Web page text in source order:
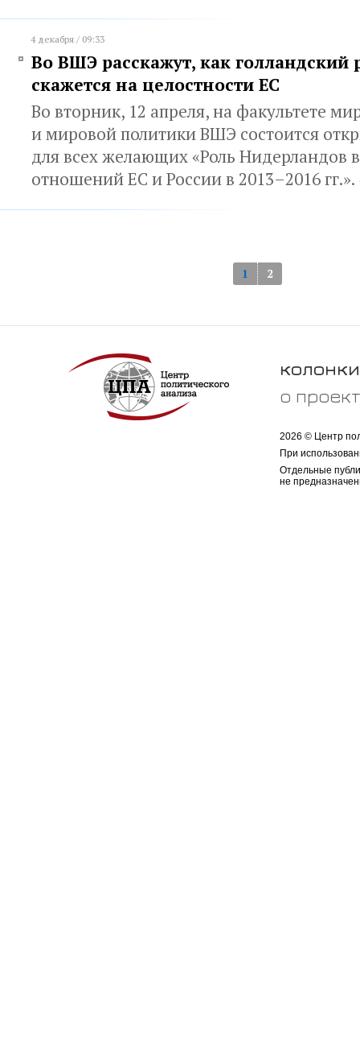
4 декабря / 09:33
Во ВШЭ расскажут, как голландский
скажется на целостности ЕС
Во вторник, 12 апреля, на факультете
и мировой политики ВШЭ состоится
для всех желающих «Роль Нидерландов
отношений ЕС и России в 2013–2016 гг.».
1 2
колонки
о
2026 © Центр
При
Отдельные
не